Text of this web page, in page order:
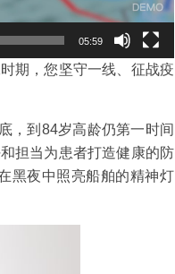
05:59
期，您坚守一线、征战疫
，到84岁高龄仍第一时间
担当为患者打造健康的防
黑夜中照亮船舶的精神灯